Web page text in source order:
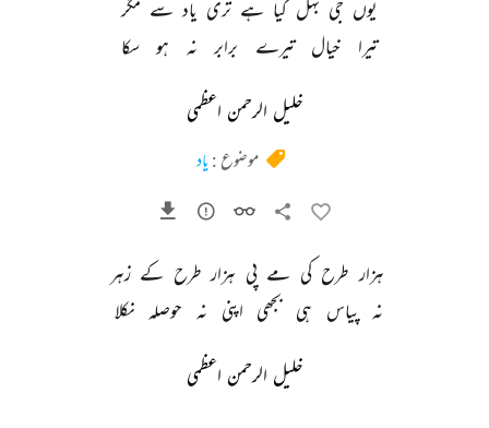
یوں جی بہل گیا ہے تری یاد سے مگر
تیرا
خیال تیرے برابر نہ ہو سکا
خلیل الرحمن اعظمی
موضوع : یاد
ہزار طرح کی مے پی ہزار طرح کے زہر
نہ
پیاس ہی بجھی اپنی نہ حوصلہ نکلا
خلیل الرحمن اعظمی